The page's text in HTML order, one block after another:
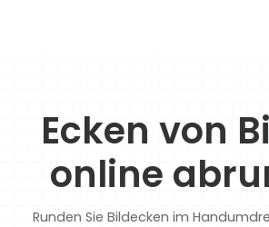
Ecken von
online
Runden Sie Bildecken im